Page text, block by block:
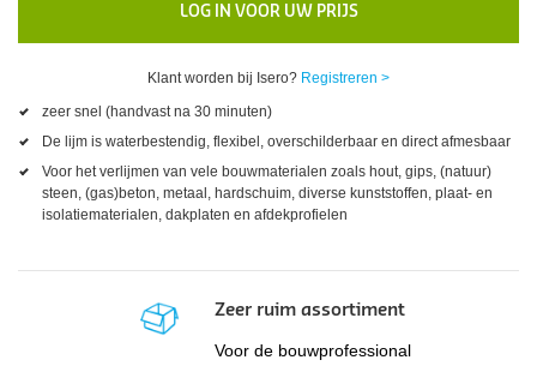
LOG IN VOOR UW PRIJS
Klant worden bij Isero? Registreren >
zeer snel (handvast na 30 minuten)
De lijm is waterbestendig, flexibel, overschilderbaar en direct afmesbaar
Voor het verlijmen van vele bouwmaterialen zoals hout, gips, (natuur)
steen, (gas)beton, metaal, hardschuim, diverse kunststoffen, plaat- en
isolatiematerialen, dakplaten en afdekprofielen
Zeer ruim assortiment
Voor de bouwprofessional